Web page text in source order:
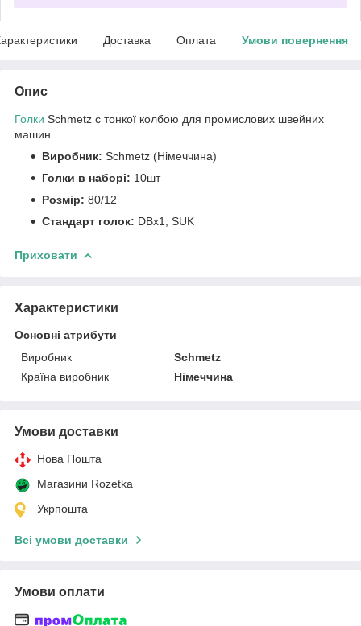
Доставка Оплата Умови повернення
Опис
Голки Schmetz c тонкої колбою для промислових швейних
машин
Виробник: Schmetz (Німеччина)
Голки в наборі: 10шт
Розмір: 80/12
Стандарт голок: DBх1, SUK
Приховати
Характеристики
Основні атрибути
Виробник
Schmetz
Країна виробник
Німеччина
Умови доставки
Нова Пошта
Магазини Rozetka
Укрпошта
Всі умови доставки
Умови оплати